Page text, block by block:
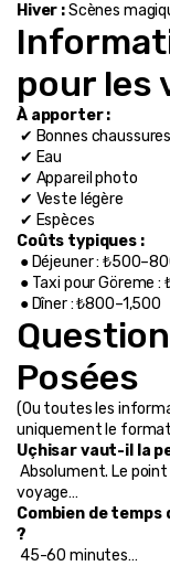
Hiver : Scènes
pour les
À apporter :
✔ Bonnes chaussures
✔ Eau
✔ Appareil photo
✔ Veste légère
✔ Espèces
Coûts typiques :
● Déjeuner :
● Taxi pour Göreme :
● Dîner : ₺800–1,500
Posées
(Ou toutes les
uniquement le
Uçhisar vaut-il la
voyage…
Combien de
?
45-60 minutes…